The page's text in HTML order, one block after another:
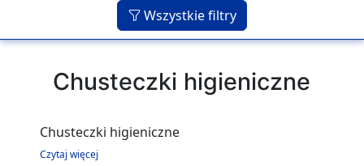
Wszystkie filtry
Chusteczki higieniczne
Chusteczki higieniczne
Czytaj więcej